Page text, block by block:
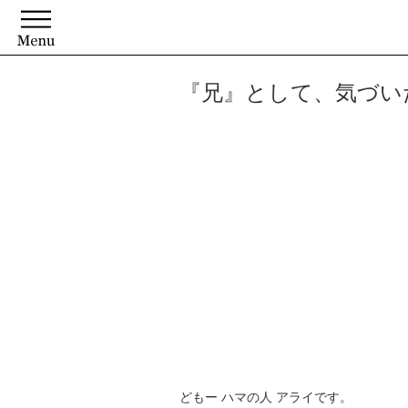
『兄』として、気づ
どもー ハマの人 アライです。